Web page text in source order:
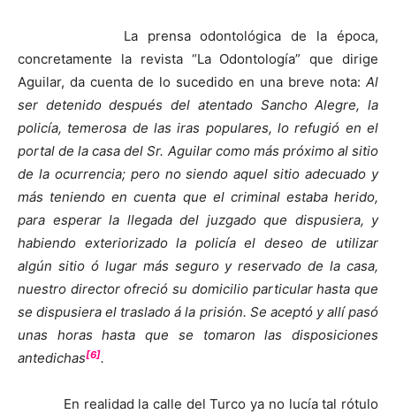
La prensa odontológica de la época,
concretamente la revista “La Odontología” que dirige
Aguilar, da cuenta de lo sucedido en una breve nota: Al
ser detenido después del atentado Sancho Alegre, la
policía, temerosa de las iras populares, lo refugió en el
portal de la casa del Sr. Aguilar como más próximo al sitio
de la ocurrencia; pero no siendo aquel sitio adecuado y
más teniendo en cuenta que el criminal estaba herido,
para esperar la llegada del juzgado que dispusiera, y
habiendo exteriorizado la policía el deseo de utilizar
algún sitio ó lugar más seguro y reservado de la casa,
nuestro director ofreció su domicilio particular hasta que
se dispusiera el traslado á la prisión. Se aceptó y allí pasó
unas horas hasta que se tomaron las disposiciones
antedichas[6].
En realidad la calle del Turco ya no lucía tal rótulo